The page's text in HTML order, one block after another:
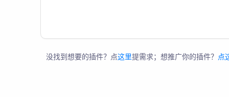
没找到想要的插件？点这里提需求；想推广你的插件？ 点